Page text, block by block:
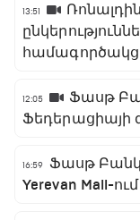
13:51
12:05
Ֆասթ
Ֆեդերացիայի
16:59
Ֆասթ
Yerevan Mall-